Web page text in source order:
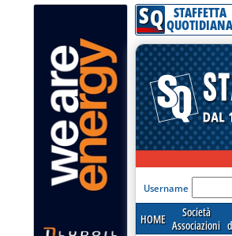
Attenzione! Esegui l'accesso per lèggere
SQ STAFFETTA
QUOTIDIANA
'Modulo
Username
HOME
Società
Associazioni